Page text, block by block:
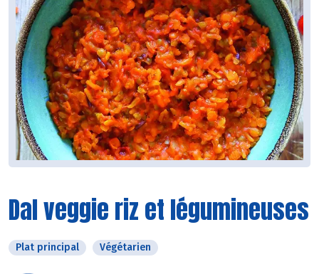
Dal veggie riz et légumineuses
Plat principal Végétarien